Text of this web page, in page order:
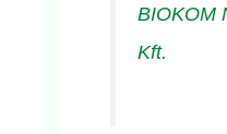
BIOKOM
Kft.